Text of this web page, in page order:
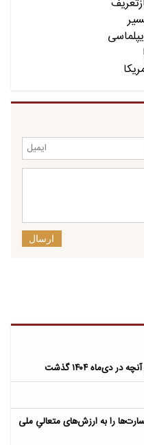
ارسال
۱۴۰۴ گذشت
را به ارزش‌های متعالیِ ملی